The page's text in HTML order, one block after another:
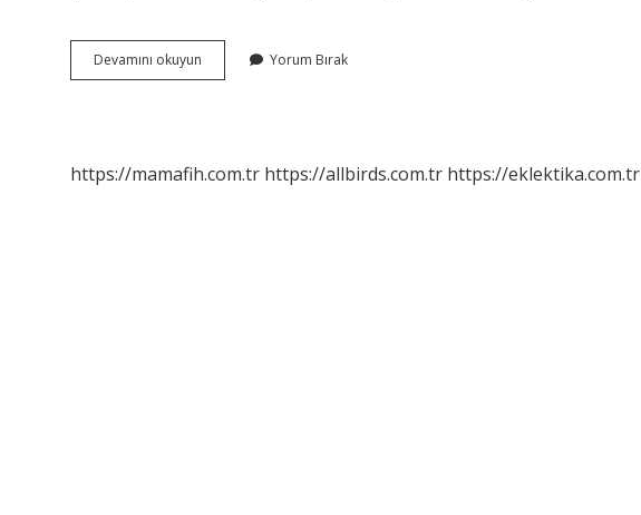
Devamını okuyun
Atomlar
Yorum Bırak
https://mamafih.com.tr https://allbirds.com.tr https://eklektika.com.tr